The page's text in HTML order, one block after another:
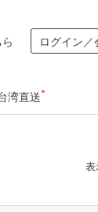
ログイン
湾直送